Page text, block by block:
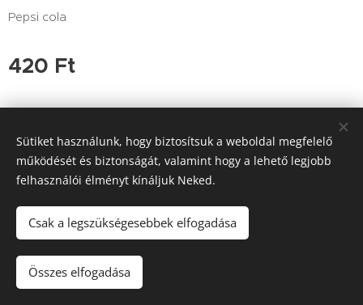
Pepsi cola
420 Ft
Tutajos Vendéglő / A Tutajos házhoz viszi a minőséget
Információk
Sütik
Sütiket használunk, hogy biztosítsuk a weboldal megfelelő
működését és biztonságát, valamint hogy a lehető legjobb
felhasználói élményt kínáljuk Neked.
Csak a legszükségesebbek elfogadása
Összes elfogadása